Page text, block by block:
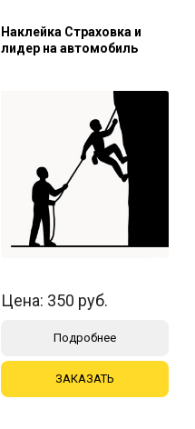
Наклейка Страховка и
лидер на автомобиль
Цена: 350 руб.
Подробнее
ЗАКАЗАТЬ